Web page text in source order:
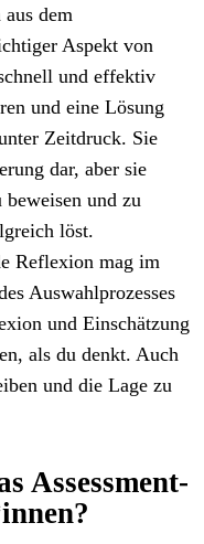
dem
Aspekt von
und effektiv
und eine Lösung
Zeitdruck. Sie
dar, aber sie
und zu
löst.
Reflexion mag im
Auswahlprozesses
und Einschätzung
als du denkt. Auch
und die Lage zu
Assessment-